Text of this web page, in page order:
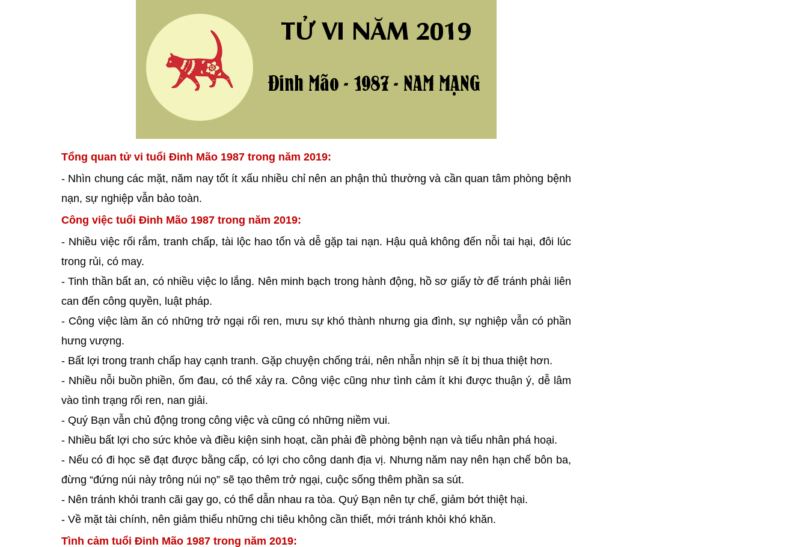
Tổng quan tử vi tuổi Đinh Mão 1987 trong năm 2019:
- Nhìn chung các mặt, năm nay tốt ít xấu nhiều chỉ nên an phận thủ thường và cần quan tâm phòng bệnh
nạn, sự nghiệp vẫn bảo toàn.
Công việc tuổi Đinh Mão 1987 trong năm 2019:
- Nhiều việc rối rắm, tranh chấp, tài lộc hao tổn và dễ gặp tai nạn. Hậu quả không đến nỗi tai hại, đôi lúc
trong rủi, có may.
- Tinh thần bất an, có nhiều việc lo lắng. Nên minh bạch trong hành động, hồ sơ giấy tờ để tránh phải liên
can đến công quyền, luật pháp.
- Công việc làm ăn có những trở ngại rối ren, mưu sự khó thành nhưng gia đình, sự nghiệp vẫn có phần
hưng vượng.
- Bất lợi trong tranh chấp hay cạnh tranh. Gặp chuyện chống trái, nên nhẫn nhịn sẽ ít bị thua thiệt hơn.
- Nhiều nỗi buồn phiền, ốm đau, có thể xảy ra. Công việc cũng như tình cảm ít khi được thuận ý, dễ lâm
vào tình trạng rối ren, nan giải.
- Quý Bạn vẫn chủ động trong công việc và cũng có những niềm vui.
- Nhiều bất lợi cho sức khỏe và điều kiện sinh hoạt, cần phải đề phòng bệnh nạn và tiểu nhân phá hoại.
- Nếu có đi học sẽ đạt được bằng cấp, có lợi cho công danh địa vị. Nhưng năm nay nên hạn chế bôn ba,
đừng “đứng núi này trông núi nọ” sẽ tạo thêm trở ngại, cuộc sống thêm phần sa sút.
- Nên tránh khỏi tranh cãi gay go, có thể dẫn nhau ra tòa. Quý Bạn nên tự chế, giảm bớt thiệt hại.
- Về mặt tài chính, nên giảm thiểu những chi tiêu không cần thiết, mới tránh khỏi khó khăn.
Tình cảm tuổi Đinh Mão 1987 trong năm 2019: